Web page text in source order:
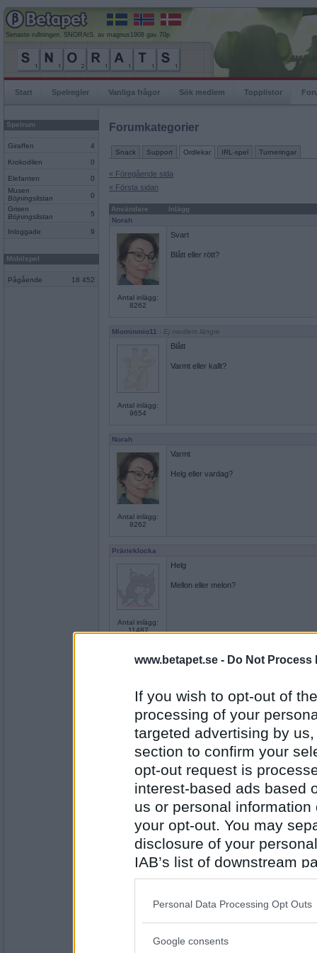
www.betapet.se - Do Not Process
If you wish to opt-out of
processing of your
targeted advertising by
section to confirm your
opt-out request is
interest-based ads based
us or personal
your opt-out. You may
disclosure of your
IAB’s list of downstream
also be disclosed by us
Downstream Participants
Please note that this
Personal Data Processing Opt Outs
Google consents
Senaste rullningen, SNORAtS, av magnus1908 gav 70p
Start Spelregler Vanliga frågor Sök medlem Topplistor
Spelrum
Giraffen 4
Krokodilen 0
Elefanten
0
Musen
Böjningslistan
0
Grisen
Böjningslistan
5
Inloggade 9
Mobilspel
Pågående 18 452
Forumkategorier
Snack Support Ordlekar IRL-spel Turneringar
« Föregående sida
« Första sidan
Användare
Inlägg
Norah
Antal inlägg:
8262
Svart
Blått eller rött?
Miominmio11 - Ej medlem längre
Antal inlägg:
9654
Blått
Varmt eller kallt?
Norah
Antal inlägg:
8262
Varmt
Helg eller vardag?
Prärieklocka
Antal inlägg:
11487
Helg
Mellon eller melon?
Miominmio11- Ej medlem längre
Antal inlägg:
9654
Bad eller dusch?
Antal inlägg:
22535
Hav eller sjö ?